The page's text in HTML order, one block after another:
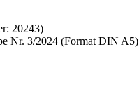
20243)
Nr. 3/2024 (Format DIN A5)